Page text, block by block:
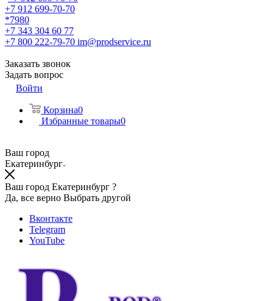
+7 912 699-70-70
*7980
+7 343 304 60 77
+7 800 222-79-70 im@prodservice.ru
Заказать звонок
Задать вопрос
Войти
Корзина0
Избранные товары0
Ваш город
Екатеринбург
Ваш город Екатеринбург ?
Да, все верно Выбрать другой
Вконтакте
Telegram
YouTube